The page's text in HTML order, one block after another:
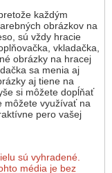
pretože každým
obrázkov na
sú vždy hracie
vkladačka,
obrázky na hracej
sa menia aj
aj tiene na
si môžete dopĺňať
môžete využívať na
pero vašej
sú vyhradené.
média je bez